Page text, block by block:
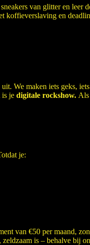
van glitter en leer
koffieverslaving en
We maken iets geks,
is je digitale rockshow. Als
je:
van €50 per maand,
is – behalve bij